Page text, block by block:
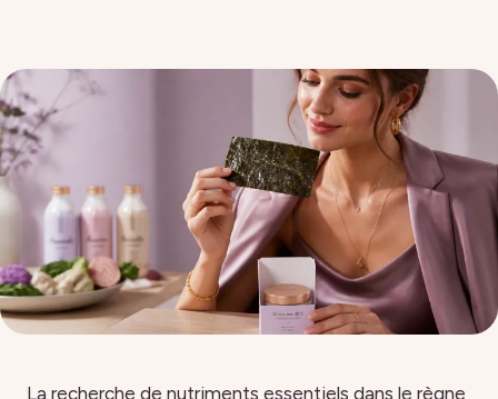
La recherche de nutriments essentiels dans le règne